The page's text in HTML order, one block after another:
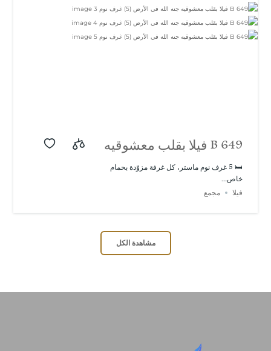
B 649 فيلا بقلب معشوقيه
جنه الله في الأرض (5)
غرف نوم
🛏️ 5 غرف نوم ماستر، كل غرفة مزوّدة بحمام
خاص...
فيلا
مجمع
مشاهدة الكل